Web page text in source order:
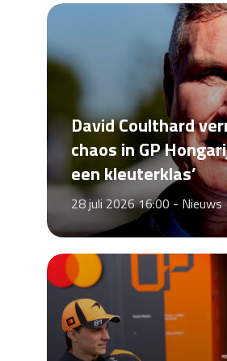
David Coulthard
chaos in GP
een kleuterklas’
28 juli 2026 16:00 - Nieuws